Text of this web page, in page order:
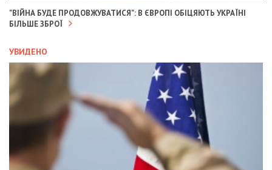
"ВІЙНА БУДЕ ПРОДОВЖУВАТИСЯ": В ЄВРОПІ ОБІЦЯЮТЬ УКРАЇНІ
БІЛЬШЕ ЗБРОЇ
УВИДЕНО